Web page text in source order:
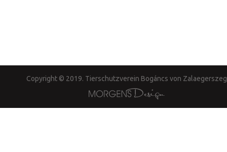
Copyright © 2019. Tierschutzverein Bogáncs von Zalaegerszeg